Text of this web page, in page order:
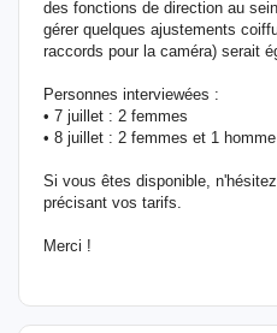
des fonctions de direction au
gérer quelques ajustements
raccords pour la caméra) serait
Personnes interviewées :
• 7 juillet : 2 femmes
• 8 juillet : 2 femmes et 1 homme
Si vous êtes disponible,
précisant vos tarifs.
Merci !